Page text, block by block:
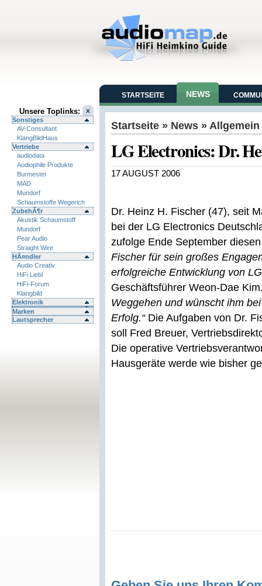
Unsere Toplinks:
Sonstiges
AV-Consultant
KlangBildHaus
Vertriebe
audiodata
Audiophile Produkte
Burmester
MAD
Mundorf
Schaumstoffe Wegerich
ZubehÃ¶r
Akustik Schaumstoff
Mundorf
Pear Audio
Straight Wire
HÃ¤ndler
Audio Creativ
HiFi Liebl
HiFi-Forum
Klangbild
Elektronik
Marken
Lautsprecher
STARTSEITE NEWS
Startseite » News » Allgemein
LG Electronics: Dr.
17 AUGUST 2006
Dr. Heinz H. Fischer (47), seit
bei der LG Electronics
zufolge Ende September
Fischer für sein großes
erfolgreiche Entwicklung von
Geschäftsführer Weon-Dae
Weggehen und wünscht ihm
Erfolg.“Die Aufgaben von Dr.
soll Fred Breuer,
Die operative
Hausgeräte werde wie bisher